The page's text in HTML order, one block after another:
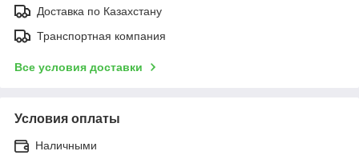
Доставка по Казахстану
Транспортная компания
Все условия доставки
Условия оплаты
Наличными